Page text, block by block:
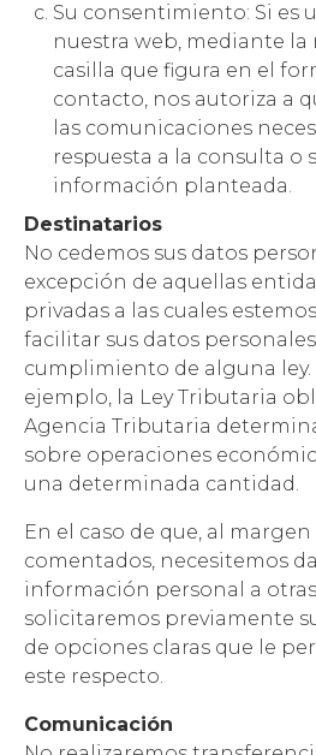
Su consentimiento: Si es
nuestra web, mediante la
casilla que figura en el
contacto, nos autoriza a
las comunicaciones
respuesta a la consulta o
información planteada.
Destinatarios
No cedemos sus datos
excepción de aquellas
privadas a las cuales
facilitar sus datos
cumplimiento de alguna
ejemplo, la Ley Tributaria
Agencia Tributaria
sobre operaciones
una determinada cantidad.
En el caso de que, al
comentados, necesitemos
información personal a
solicitaremos previamente
de opciones claras que le
este respecto.
Comunicación